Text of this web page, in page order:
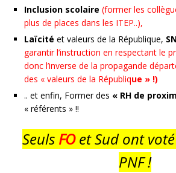
Inclusion scolaire (former les
plus de places dans les ITEP..),
Laïcité et valeurs de la République,
garantir l’instruction en respectant le
donc l’inverse de la propagande
des « valeurs de la République » !)
.. et enfin, Former des « RH de
« référents » !!
Seuls FOet Sud ont voté
PNF !